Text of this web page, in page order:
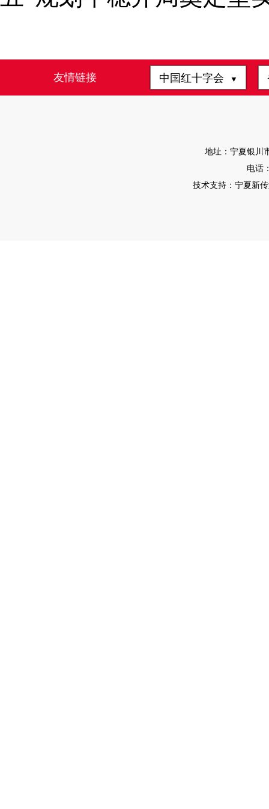
友情链接 中国红十字会 ▼
地址：宁夏银川
电话
技术支持：宁夏新